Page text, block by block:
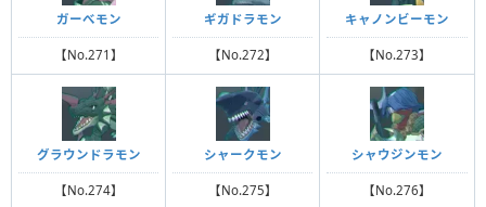
ガーべモン
【No.271】
ギガドラモン
【No.272】
キャノンビーモン
【No.273】
グラウンドラモン
【No.274】
シャークモン
【No.275】
シャウジンモン
【No.276】